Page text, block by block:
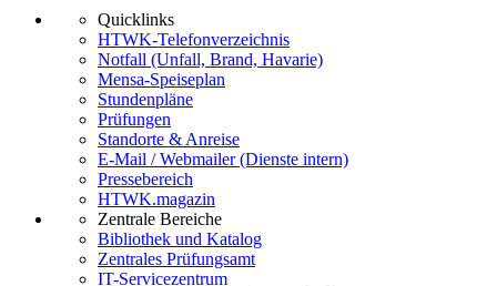
Quicklinks
HTWK-Telefonverzeichnis
Notfall (Unfall, Brand, Havarie)
Mensa-Speiseplan
Stundenpläne
Prüfungen
Standorte & Anreise
E-Mail / Webmailer (Dienste intern)
Pressebereich
HTWK.magazin
Zentrale Bereiche
Bibliothek und Katalog
Zentrales Prüfungsamt
IT-Servicezentrum